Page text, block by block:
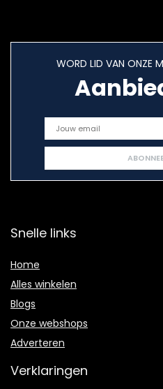
WORD LID VAN ONZE
Snelle links
Home
Alles winkelen
Blogs
Onze webshops
Adverteren
Verklaringen